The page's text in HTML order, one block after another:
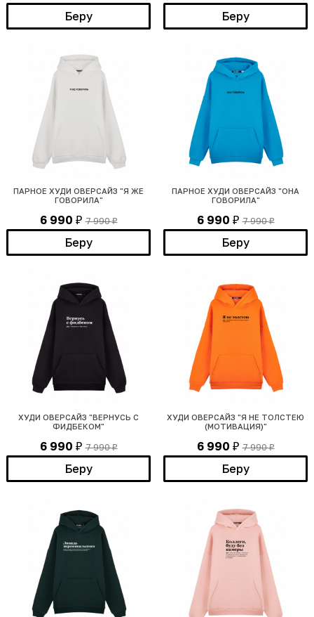
Беру Беру
ПАРНОЕ ХУДИ ОВЕРСАЙЗ "Я ЖЕ
ГОВОРИЛА"
6 990 ₽ 7 990₽
Беру
ПАРНОЕ ХУДИ ОВЕРСАЙЗ "ОНА
ГОВОРИЛА"
6 990 ₽ 7 990₽
Беру
ХУДИ ОВЕРСАЙЗ "ВЕРНУСЬ С
ФИДБЕКОМ"
6 990 ₽ 7 990₽
Беру
ХУДИ ОВЕРСАЙЗ "Я НЕ ТОЛСТЕЮ
(МОТИВАЦИЯ)"
6 990 ₽ 7 990₽
Беру